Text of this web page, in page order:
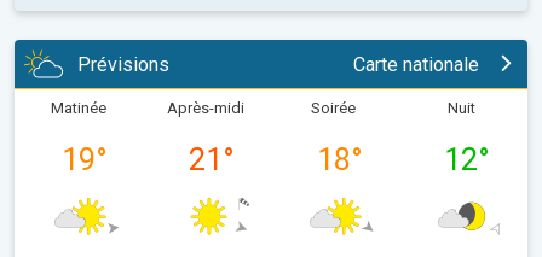
Prévisions Carte nationale
Matinée
19°
Après-midi
21 °
Soirée
18°
Nuit
12°